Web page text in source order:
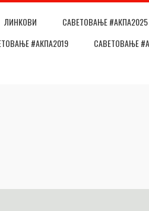
ЛИНКОВИ САВЕТОВАЊЕ #АКПА2025
#АКПА2019 САВЕТОВАЊЕ